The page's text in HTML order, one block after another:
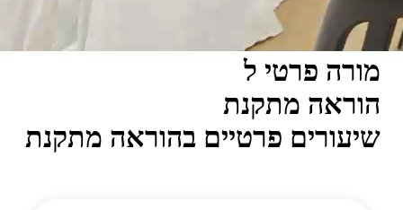
מורה פרטי ל
הוראה מתקנת
שיעורים פרטיים בהוראה מתקנת